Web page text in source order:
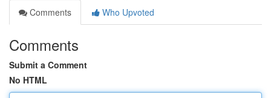
Comments
Who Upvoted
Comments
Submit a Comment
No HTML